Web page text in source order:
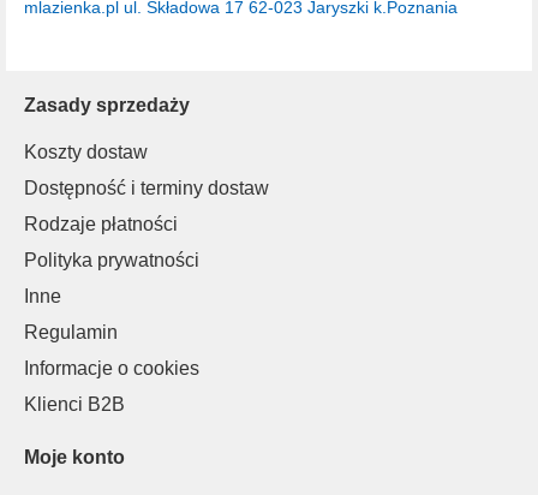
Zasady sprzedaży
Koszty dostaw
Dostępność i terminy dostaw
Rodzaje płatności
Polityka prywatności
Inne
Regulamin
Informacje o cookies
Klienci B2B
Moje konto
mlazienka.pl ul. Składowa 17 62-023 Jaryszki k.Poznania